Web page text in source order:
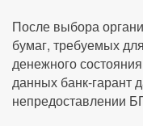
После выбора
бумаг, требуемых
денежного
данных банк-гарант
непредоставлении